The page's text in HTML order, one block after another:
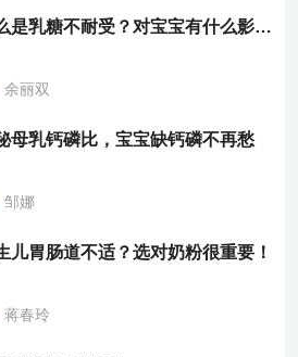
什么是乳糖不耐受？对宝宝有什么影响？
余丽双
母乳钙磷比，宝宝缺钙磷不再愁
邹娜
儿胃肠道不适？选对奶粉很重要！
蒋春玲